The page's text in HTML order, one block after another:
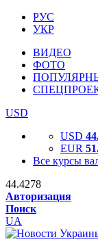
РУС
УКР
ВИДЕО
ФОТО
USD
USD
EUR
Все курсы
44.4278
Авторизация
Поиск
UA